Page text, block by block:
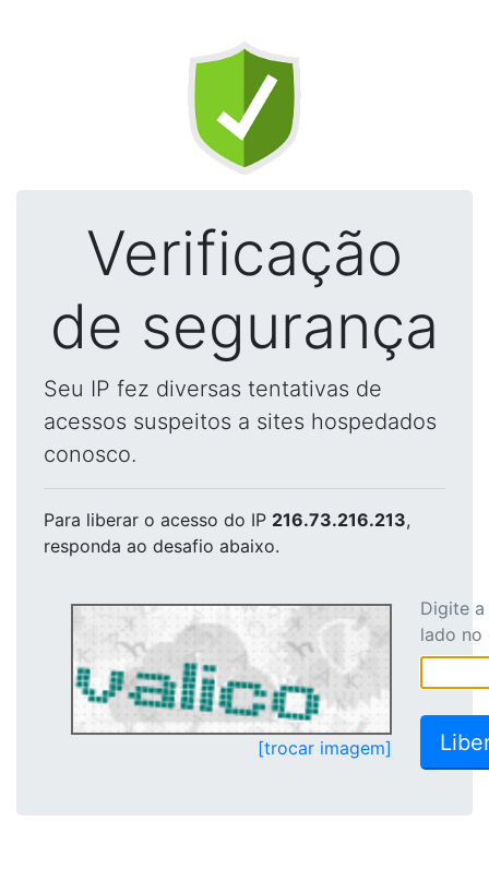
Verificação
de segurança
Seu IP fez diversas tentativas de
acessos suspeitos a sites hospedados
conosco.
Para liberar o acesso do IP 216.73.216.213,
responda ao desafio abaixo.
[trocar imagem]
Digite
lado no